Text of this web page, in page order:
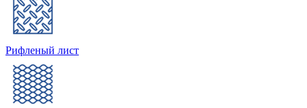
Рифленый лист